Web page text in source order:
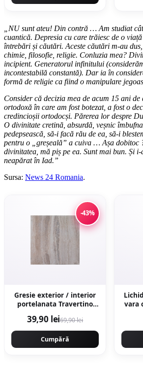
„NU sunt ateu! Din contră … Am studiat
cuantică. Depresia cu care trăiesc de o
întrebări și căutări. Aceste căutări m-au
chimie, filosofie, religie. Conluzia mea?
incipient. Generatorul infinitului
incontestabilă constantă). Dar ia în
formă de religie ca fiind o manipulare
Consider că decizia mea de acum 15 ani
ortodoxă în care am fost botezat, a fost o
credincioșii ortodocși. Părerea lor despre
O divinitate cretină, absurdă, veșnic
pedepsească, să-i facă rău de ea, să-i
pentru o „greșeală” a cuiva … Așa dobitoc
divinitatea, mă piș pe ea. Sunt mai bun. Și
neapărat în Iad.”
Sursa: News 24 Romania.
-43%
Gresie exterior / interior
portelanata Travertino
rectificata tip piatra
naturala
39,90 lei69,90 lei
Cumpără
vara